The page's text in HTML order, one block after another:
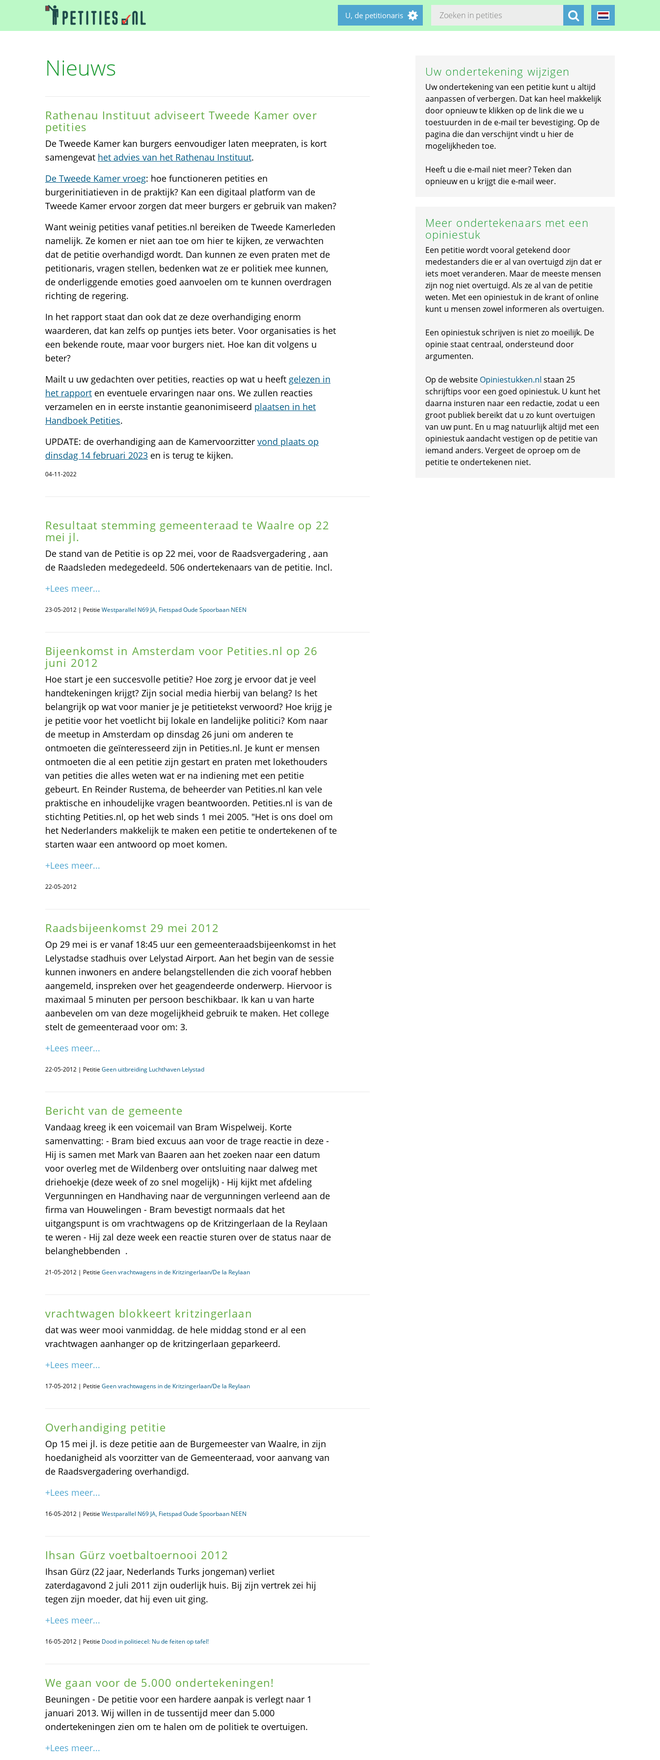
U, de petitionaris
Nieuws
Rathenau Instituut adviseert Tweede Kamer over
petities
De Tweede Kamer kan burgers eenvoudiger laten meepraten, is kort
samengevat het advies van het Rathenau Instituut.
De Tweede Kamer vroeg: hoe functioneren petities en
burgerinitiatieven in de praktijk? Kan een digitaal platform van de
Tweede Kamer ervoor zorgen dat meer burgers er gebruik van maken?
Want weinig petities vanaf petities.nl bereiken de Tweede Kamerleden
namelijk. Ze komen er niet aan toe om hier te kijken, ze verwachten
dat de petitie overhandigd wordt. Dan kunnen ze even praten met de
petitionaris, vragen stellen, bedenken wat ze er politiek mee kunnen,
de onderliggende emoties goed aanvoelen om te kunnen overdragen
richting de regering.
In het rapport staat dan ook dat ze deze overhandiging enorm
waarderen, dat kan zelfs op puntjes iets beter. Voor organisaties is het
een bekende route, maar voor burgers niet. Hoe kan dit volgens u
beter?
Mailt u uw gedachten over petities, reacties op wat u heeft gelezen in
het rapport en eventuele ervaringen naar ons. We zullen reacties
verzamelen en in eerste instantie geanonimiseerd plaatsen in het
Handboek Petities.
UPDATE: de overhandiging aan de Kamervoorzitter vond plaats op
dinsdag 14 februari 2023 en is terug te kijken.
04-11-2022
Resultaat stemming gemeenteraad te Waalre op 22
mei jl.
De stand van de Petitie is op 22 mei, voor de Raadsvergadering , aan
de Raadsleden medegedeeld. 506 ondertekenaars van de petitie. Incl.
+Lees meer...
23-05-2012 | Petitie Westparallel N69 JA, Fietspad Oude Spoorbaan NEEN
Bijeenkomst in Amsterdam voor Petities.nl op 26
juni 2012
Hoe start je een succesvolle petitie? Hoe zorg je ervoor dat je veel
handtekeningen krijgt? Zijn social media hierbij van belang? Is het
belangrijk op wat voor manier je je petitietekst verwoord? Hoe krijg je
je petitie voor het voetlicht bij lokale en landelijke politici? Kom naar
de meetup in Amsterdam op dinsdag 26 juni om anderen te
ontmoeten die geïnteresseerd zijn in Petities.nl. Je kunt er mensen
ontmoeten die al een petitie zijn gestart en praten met lokethouders
van petities die alles weten wat er na indiening met een petitie
gebeurt. En Reinder Rustema, de beheerder van Petities.nl kan vele
praktische en inhoudelijke vragen beantwoorden. Petities.nl is van de
stichting Petities.nl, op het web sinds 1 mei 2005. "Het is ons doel om
het Nederlanders makkelijk te maken een petitie te ondertekenen of te
starten waar een antwoord op moet komen.
+Lees meer...
22-05-2012
Raadsbijeenkomst 29 mei 2012
Op 29 mei is er vanaf 18:45 uur een gemeenteraadsbijeenkomst in het
Lelystadse stadhuis over Lelystad Airport. Aan het begin van de sessie
kunnen inwoners en andere belangstellenden die zich vooraf hebben
aangemeld, inspreken over het geagendeerde onderwerp. Hiervoor is
maximaal 5 minuten per persoon beschikbaar. Ik kan u van harte
aanbevelen om van deze mogelijkheid gebruik te maken. Het college
stelt de gemeenteraad voor om: 3.
+Lees meer...
22-05-2012 | Petitie Geen uitbreiding Luchthaven Lelystad
Bericht van de gemeente
Vandaag kreeg ik een voicemail van Bram Wispelweij. Korte
samenvatting: - Bram bied excuus aan voor de trage reactie in deze -
Hij is samen met Mark van Baaren aan het zoeken naar een datum
voor overleg met de Wildenberg over ontsluiting naar dalweg met
driehoekje (deze week of zo snel mogelijk) - Hij kijkt met afdeling
Vergunningen en Handhaving naar de vergunningen verleend aan de
firma van Houwelingen - Bram bevestigt normaals dat het
uitgangspunt is om vrachtwagens op de Kritzingerlaan de la Reylaan
te weren - Hij zal deze week een reactie sturen over de status naar de
belanghebbenden .
21-05-2012 | Petitie Geen vrachtwagens in de Kritzingerlaan/De la Reylaan
vrachtwagen blokkeert kritzingerlaan
dat was weer mooi vanmiddag. de hele middag stond er al een
vrachtwagen aanhanger op de kritzingerlaan geparkeerd.
+Lees meer...
17-05-2012 | Petitie Geen vrachtwagens in de Kritzingerlaan/De la Reylaan
Overhandiging petitie
Op 15 mei jl. is deze petitie aan de Burgemeester van Waalre, in zijn
hoedanigheid als voorzitter van de Gemeenteraad, voor aanvang van
de Raadsvergadering overhandigd.
+Lees meer...
16-05-2012 | Petitie Westparallel N69 JA, Fietspad Oude Spoorbaan NEEN
Ihsan Gürz voetbaltoernooi 2012
Ihsan Gürz (22 jaar, Nederlands Turks jongeman) verliet
zaterdagavond 2 juli 2011 zijn ouderlijk huis. Bij zijn vertrek zei hij
tegen zijn moeder, dat hij even uit ging.
+Lees meer...
16-05-2012 | Petitie Dood in politiecel: Nu de feiten op tafel!
We gaan voor de 5.000 ondertekeningen!
Beuningen - De petitie voor een hardere aanpak is verlegt naar 1
januari 2013. Wij willen in de tussentijd meer dan 5.000
ondertekeningen zien om te halen om de politiek te overtuigen.
+Lees meer...
Uw ondertekening wijzigen
Uw ondertekening van een petitie kunt u altijd
aanpassen of verbergen. Dat kan heel makkelijk
door opnieuw te klikken op de link die we u
toestuurden in de e-mail ter bevestiging. Op de
pagina die dan verschijnt vindt u hier de
mogelijkheden toe.
Heeft u die e-mail niet meer? Teken dan
opnieuw en u krijgt die e-mail weer.
Meer ondertekenaars met een
opiniestuk
Een petitie wordt vooral getekend door
medestanders die er al van overtuigd zijn dat er
iets moet veranderen. Maar de meeste mensen
zijn nog niet overtuigd. Als ze al van de petitie
weten. Met een opiniestuk in de krant of online
kunt u mensen zowel informeren als overtuigen.
Een opiniestuk schrijven is niet zo moeilijk. De
opinie staat centraal, ondersteund door
argumenten.
Op de website Opiniestukken.nl staan 25
schrijftips voor een goed opiniestuk. U kunt het
daarna insturen naar een redactie, zodat u een
groot publiek bereikt dat u zo kunt overtuigen
van uw punt. En u mag natuurlijk altijd met een
opiniestuk aandacht vestigen op de petitie van
iemand anders. Vergeet de oproep om de
petitie te ondertekenen niet.